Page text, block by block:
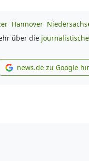
Hannover
über die
news.de zu Google